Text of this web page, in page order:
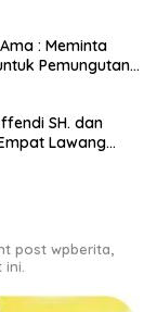
: Meminta
Pemungutan
SH. dan
Lawang
post wpberita,